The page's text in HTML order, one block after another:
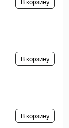
В корзину
В корзину
В корзину